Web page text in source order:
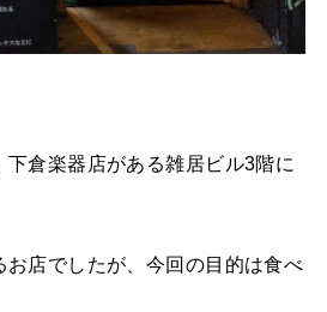
倉楽器店がある雑居ビル3階に
お店でしたが、今回の目的は食べ